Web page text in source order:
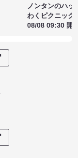
ノンタンのハッ
わくピクニック
08/08 09:30 開